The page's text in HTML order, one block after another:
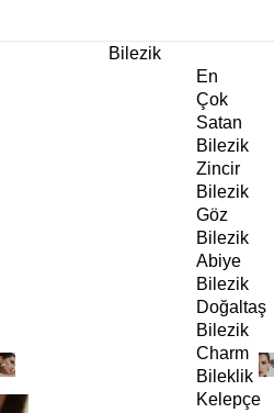
Bilezik
En
Çok
Satan
Bilezik
Zincir
Bilezik
Göz
Bilezik
Abiye
Bilezik
Doğaltaş
Bilezik
Charm
Bileklik
Kelepçe